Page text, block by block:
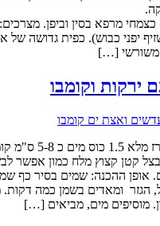
מרפא בסין וביפן.
יפני כבוש). כפית גדושה של
משורשי […]
ירקות וקומבו
קצוץ לגפרורים 1 בצל קטן קצוץ מלח כמון
אופן ההכנה: שמים בסיר כף
הגזר ומאדים בשמן כמה דקות.
מוסיפים מים, מביאים […]